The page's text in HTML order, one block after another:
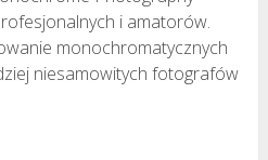
i amatorów.
monochromatycznych
niesamowitych fotografów